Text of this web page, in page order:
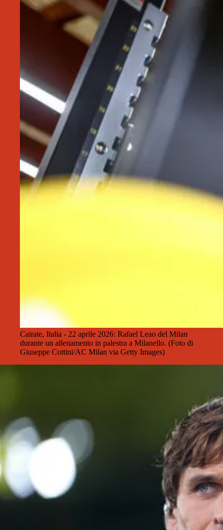
Cairate, Italia - 22 aprile 2026: Rafael Leao del Milan
durante un allenamento in palestra a Milanello. (Foto di
Giuseppe Cottini/AC Milan via Getty Images)